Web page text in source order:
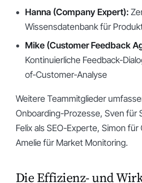
Hanna (Company Expert):
Wissensdatenbank für
Mike (Customer Feedback
Kontinuierliche Feedback-
of-Customer-Analyse
Weitere Teammitglieder
Onboarding-Prozesse, Sven für
Felix als SEO-Experte, Simon
Amelie für Market Monitoring.
Die Effizienz- und